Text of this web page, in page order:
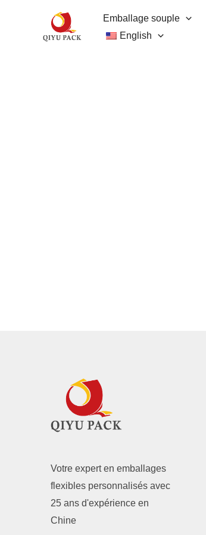
Emballage souple
English
Votre expert en emballages
flexibles personnalisés avec
25 ans d'expérience en
Chine